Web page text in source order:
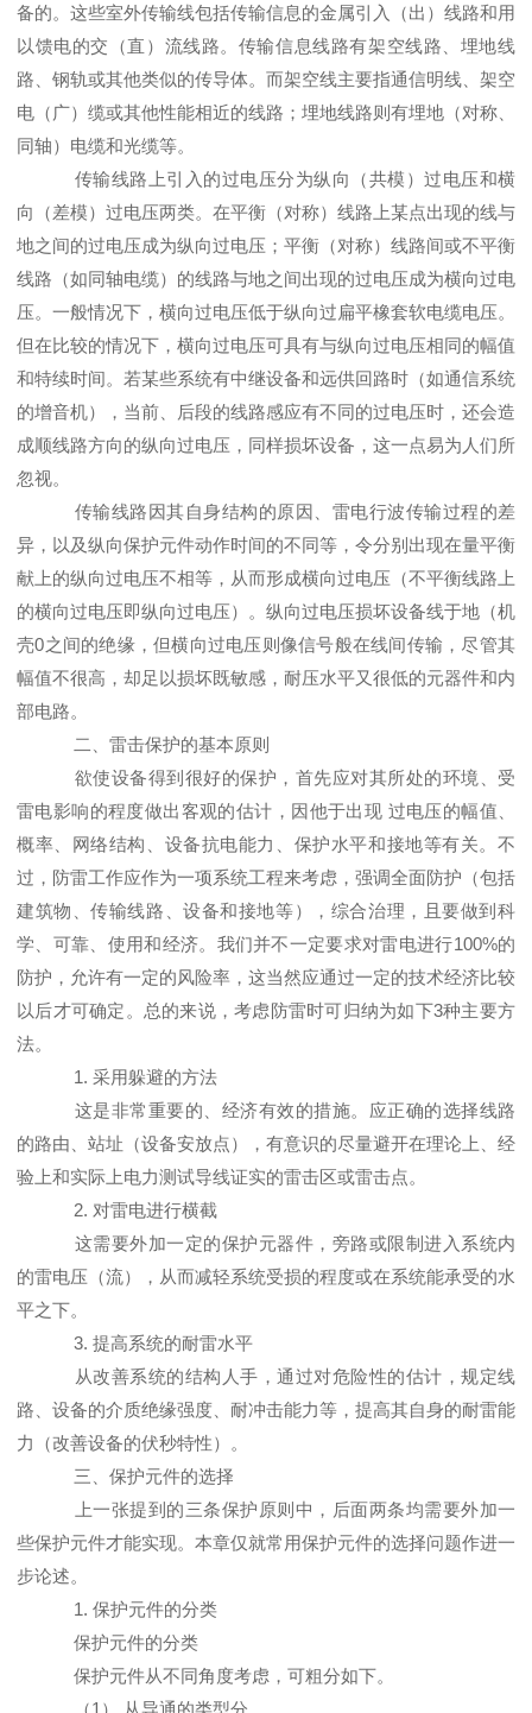
备的。这些室外传输线包括传输信息的金属引入（出）线路和用
以馈电的交（直）流线路。传输信息线路有架空线路、埋地线
路、钢轨或其他类似的传导体。而架空线主要指通信明线、架空
电（广）缆或其他性能相近的线路；埋地线路则有埋地（对称、
同轴）电缆和光缆等。
传输线路上引入的过电压分为纵向（共模）过电压和横
向（差模）过电压两类。在平衡（对称）线路上某点出现的线与
地之间的过电压成为纵向过电压；平衡（对称）线路间或不平衡
线路（如同轴电缆）的线路与地之间出现的过电压成为横向过电
压。一般情况下，横向过电压低于纵向过扁平橡套软电缆电压。
但在比较的情况下，横向过电压可具有与纵向过电压相同的幅值
和特续时间。若某些系统有中继设备和远供回路时（如通信系统
的增音机），当前、后段的线路感应有不同的过电压时，还会造
成顺线路方向的纵向过电压，同样损坏设备，这一点易为人们所
忽视。
传输线路因其自身结构的原因、雷电行波传输过程的差
异，以及纵向保护元件动作时间的不同等，令分别出现在量平衡
献上的纵向过电压不相等，从而形成横向过电压（不平衡线路上
的横向过电压即纵向过电压）。纵向过电压损坏设备线于地（机
壳0之间的绝缘，但横向过电压则像信号般在线间传输，尽管其
幅值不很高，却足以损坏既敏感，耐压水平又很低的元器件和内
部电路。
二、雷击保护的基本原则
欲使设备得到很好的保护，首先应对其所处的环境、受
雷电影响的程度做出客观的估计，因他于出现 过电压的幅值、
概率、网络结构、设备抗电能力、保护水平和接地等有关。不
过，防雷工作应作为一项系统工程来考虑，强调全面防护（包括
建筑物、传输线路、设备和接地等），综合治理，且要做到科
学、可靠、使用和经济。我们并不一定要求对雷电进行100%的
防护，允许有一定的风险率，这当然应通过一定的技术经济比较
以后才可确定。总的来说，考虑防雷时可归纳为如下3种主要方
法。
1. 采用躲避的方法
这是非常重要的、经济有效的措施。应正确的选择线路
的路由、站址（设备安放点），有意识的尽量避开在理论上、经
验上和实际上电力测试导线证实的雷击区或雷击点。
2. 对雷电进行横截
这需要外加一定的保护元器件，旁路或限制进入系统内
的雷电压（流），从而减轻系统受损的程度或在系统能承受的水
平之下。
3. 提高系统的耐雷水平
从改善系统的结构人手，通过对危险性的估计，规定线
路、设备的介质绝缘强度、耐冲击能力等，提高其自身的耐雷能
力（改善设备的伏秒特性）。
三、保护元件的选择
上一张提到的三条保护原则中，后面两条均需要外加一
些保护元件才能实现。本章仅就常用保护元件的选择问题作进一
步论述。
1. 保护元件的分类
保护元件的分类
保护元件从不同角度考虑，可粗分如下。
（1） 从导通的类型分